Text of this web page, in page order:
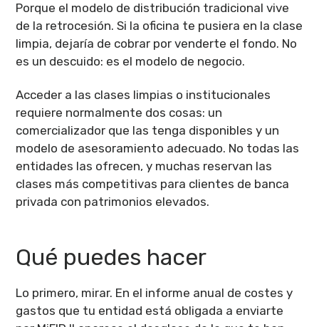
Porque el modelo de distribución tradicional vive
de la retrocesión. Si la oficina te pusiera en la clase
limpia, dejaría de cobrar por venderte el fondo. No
es un descuido: es el modelo de negocio.
Acceder a las clases limpias o institucionales
requiere normalmente dos cosas: un
comercializador que las tenga disponibles y un
modelo de asesoramiento adecuado. No todas las
entidades las ofrecen, y muchas reservan las
clases más competitivas para clientes de banca
privada con patrimonios elevados.
Qué puedes hacer
Lo primero, mirar. En el informe anual de costes y
gastos que tu entidad está obligada a enviarte